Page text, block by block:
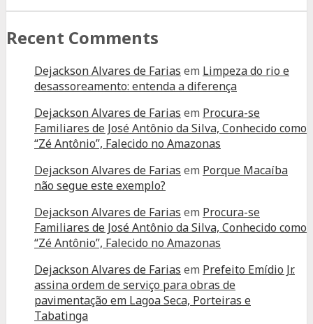
Recent Comments
Dejackson Alvares de Farias em Limpeza do rio e
desassoreamento: entenda a diferença
Dejackson Alvares de Farias em Procura-se
Familiares de José Antônio da Silva, Conhecido como
“Zé Antônio”, Falecido no Amazonas
Dejackson Alvares de Farias em Porque Macaíba
não segue este exemplo?
Dejackson Alvares de Farias em Procura-se
Familiares de José Antônio da Silva, Conhecido como
“Zé Antônio”, Falecido no Amazonas
Dejackson Alvares de Farias em Prefeito Emídio Jr.
assina ordem de serviço para obras de
pavimentação em Lagoa Seca, Porteiras e
Tabatinga